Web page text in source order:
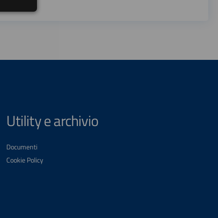
Utility e archivio
Documenti
Cookie Policy